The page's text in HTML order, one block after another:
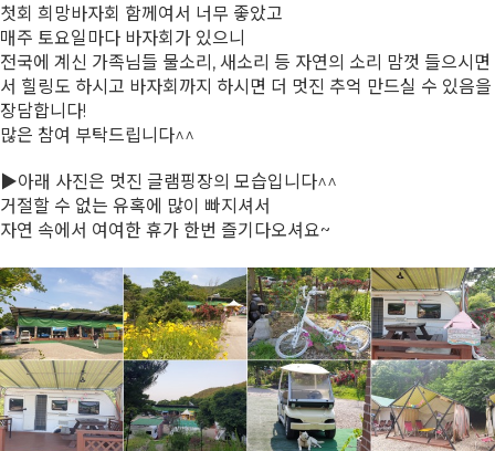
첫회 희망바자회 함께여서 너무 좋았고
매주 토요일마다 바자회가 있으니
전국에 계신 가족님들 물소리, 새소리 등 자연의 소리 맘껏 들으시면
서 힐링도 하시고 바자회까지 하시면 더 멋진 추억 만드실 수 있음을
장담합니다!
많은 참여 부탁드립니다^^
▶아래 사진은 멋진 글램핑장의 모습입니다^^
거절할 수 없는 유혹에 많이 빠지셔서
자연 속에서 여여한 휴가 한번 즐기다오셔요~